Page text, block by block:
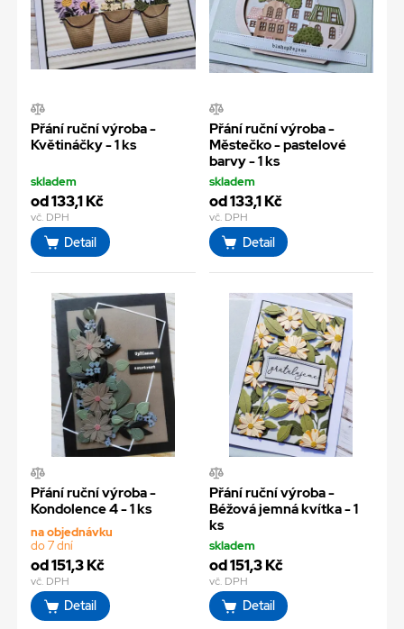
Přání ruční výroba -
Květináčky - 1 ks
skladem
od 133,1 Kč
vč. DPH
Detail
Přání ruční výroba -
Městečko - pastelové
barvy - 1 ks
skladem
od 133,1 Kč
vč. DPH
Detail
Přání ruční výroba -
Kondolence 4 - 1 ks
na objednávku
do 7 dní
od 151,3 Kč
vč. DPH
Detail
Přání ruční výroba -
Béžová jemná kvítka - 1
ks
skladem
od 151,3 Kč
vč. DPH
Detail